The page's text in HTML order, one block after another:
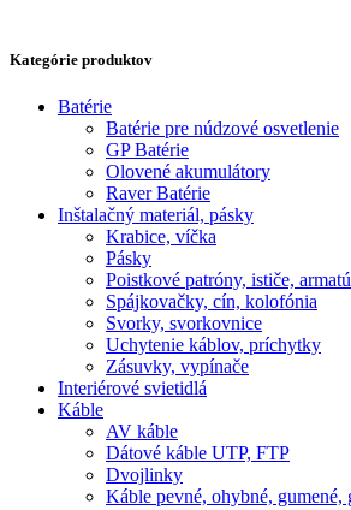
Kategórie produktov
Batérie
Batérie pre núdzové osvetlenie
GP Batérie
Olovené akumulátory
Raver Batérie
Inštalačný materiál, pásky
Krabice, víčka
Pásky
Poistkové patróny, ističe,
Spájkovačky, cín, kolofónia
Svorky, svorkovnice
Uchytenie káblov, príchytky
Zásuvky, vypínače
Interiérové svietidlá
Káble
AV káble
Dátové káble UTP, FTP
Dvojlinky
Káble pevné, ohybné, gumené,